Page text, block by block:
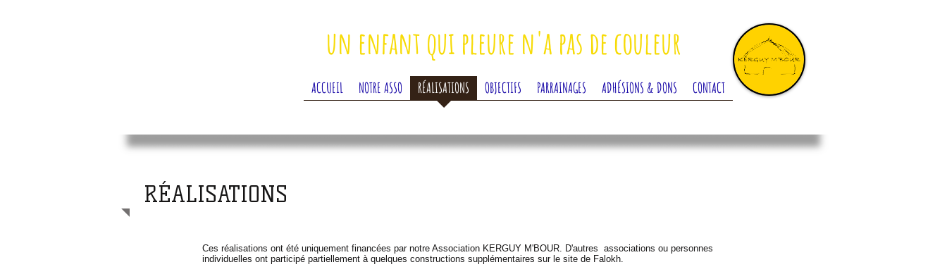
un enfant qui pleure n'a pas de couleur
ACCUEIL NOTRE ASSO RÉALISATIONS OBJECTIFS PARRAINAGES ADHÉSIONS & DONS CONTACT
RÉALISATIONS
Ces réalisations ont été uniquement financées par notre Association KERGUY M'BOUR. D'autres associations ou personnes
individuelles ont participé partiellement à quelques constructions supplémentaires sur le site de Falokh.